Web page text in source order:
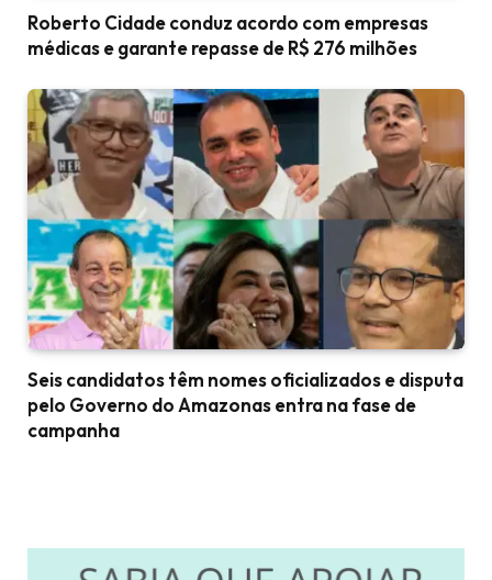
Roberto Cidade conduz acordo com empresas
médicas e garante repasse de R$ 276 milhões
Seis candidatos têm nomes oficializados e disputa
pelo Governo do Amazonas entra na fase de
campanha